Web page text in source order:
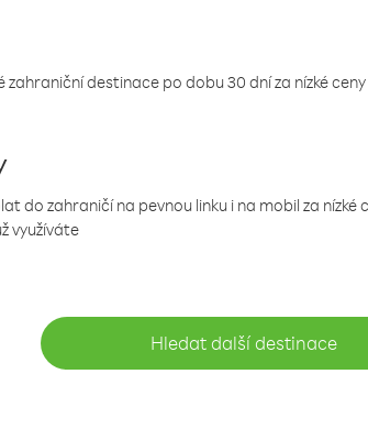
destinace po dobu 30 dní za nízké ceny
do zahraničí na pevnou linku i na mobil za
využíváte
Hledat další destinace